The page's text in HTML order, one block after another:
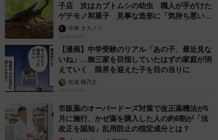
子店 次はカブトムシの幼虫 職人が手がけた
ゲテモノ和菓子 見事な造形に「気持ち悪いく
らいリアル」
中将 タカノリ
2026.08.05
【漫画】中学受験のリアル「あの子、最近見な
いね」…御三家を目指していたはずの家庭が消
えていく 限界を迎えた子を目の当りに
松波 穂乃圭
2026.08.05
市販薬のオーバードーズ対策で改正薬機法が5
月に施行、かぜ薬を購入した人の約6割が「法
改正を認知」乱用防止の指定成分とは？